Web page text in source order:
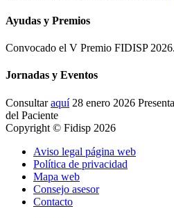
Ayudas y Premios
Convocado el V Premio FIDISP
Jornadas y Eventos
Consultaraquí28 enero 2026
del Paciente
Copyright © Fidisp 2026
Aviso legal página web
Política de privacidad
Mapa web
Consejo asesor
Contacto